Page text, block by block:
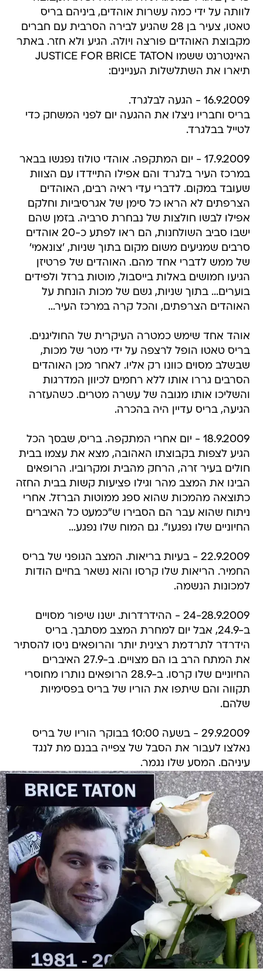
לוותה על ידי כמה עשרות אוהדים, ביניהם בריס
טאטו, צעיר בן 28 שהגיע לבירה הסרבית עם חברים
מקבוצת האוהדים פורצה ויולה. הגיע ולא חזר. באתר
האינטרנט ששמו JUSTICE FOR BRICE TATON
תיארו את השתלשלות העניינים:
16.9.2009 - הגעה לבלגרד.
בריס וחבריו ניצלו את ההגעה יום לפני המשחק כדי
לטייל בבלגרד.
17.9.2009 - יום המתקפה. אוהדי טולוז נפגשו בבאר
במרכז העיר בלגרד והם אפילו התיידדו עם הצוות
שעובד במקום. לדברי עדי ראיה רבים, האוהדים
הצרפתים לא הראו כל סימן של אגרסיביות וחלקם
אפילו לבשו חולצות של נבחרת סרביה. בזמן שהם
ישבו סביב השולחנות, הם ראו לפתע כ-20 אוהדים
סרבים שמגיעים משום מקום בתוך שניות, 'צונאמי'
של ממש לדברי אחד מהם. האוהדים של פרטיזן
הגיעו חמושים באלות בייסבול, מוטות ברזל ולפידים
בוערים... בתוך שניות, גשם של מכות הונחת על
האוהדים הצרפתים, והכל קרה במרכז העיר...
אוהד אחד שימש כמטרה העיקרית של החוליגנים.
בריס טאטו הופל לרצפה על ידי מטר של מכות,
שבשלב מסוים כוונו רק אליו. לאחר מכן האוהדים
הסרבים גררו אותו ללא רחמים לכיוון המדרגות
והשליכו אותו מגובה של עשרה מטרים. כשהעזרה
הגיעה, בריס עדיין היה בהכרה.
18.9.2009 - יום אחרי המתקפה. בריס, שבסך הכל
הגיע לצפות בקבוצתו האהובה, מצא את עצמו בבית
חולים בעיר זרה, הרחק מהבית ומקרוביו. הרופאים
הבינו את המצב מהר וגילו פציעות קשות בבית החזה
כתוצאה מהמכות שהוא ספג ממוטות הברזל. אחרי
ניתוח שהוא עבר הם הסבירו ש"כמעט כל האיברים
החיוניים שלו נפגעו". גם המוח שלו נפגע...
22.9.2009 - בעיות בריאות. המצב הגופני של בריס
החמיר. הריאות שלו קרסו והוא נשאר בחיים הודות
למכונות הנשמה.
24-28.9.2009 - ההידרדרות. ישנו שיפור מסויים
ב-24.9, אבל יום למחרת המצב מסתבך. בריס
הידרדר לתרדמת רצינית יותר והרופאים ניסו להסתיר
את המתח הרב בו הם מצויים. ב-27.9 האיברים
החיוניים שלו קרסו. ב-28.9 הרופאים נותרו מחוסרי
תקווה והם שיתפו את הוריו של בריס בפסימיות
שלהם.
29.9.2009 - בשעה 10:00 בבוקר הוריו של בריס
נאלצו לעבור את הסבל של צפייה בבנם מת לנגד
עיניהם. המסע שלו נגמר.